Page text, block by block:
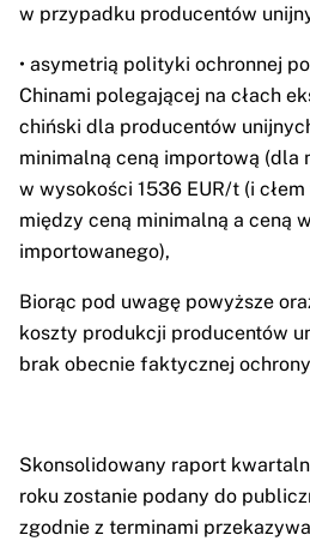
w przypadku producentów
• asymetrią polityki ochronnej
Chinami polegającej na cłach
chiński dla producentów
minimalną ceną importową (dla
w wysokości 1536 EUR/t (i
między ceną minimalną a ceną
importowanego),
Biorąc pod uwagę powyższe
koszty produkcji producentów
brak obecnie faktycznej
Skonsolidowany raport
roku zostanie podany do
zgodnie z terminami